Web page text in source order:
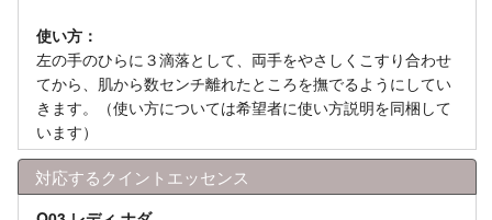
使い方：
左の手のひらに３滴落として、両手をやさしくこすり合わせ
てから、肌から数センチ離れたところを撫でるようにしてい
きます。（使い方については希望者に使い方説明を同梱して
います）
対応するクイントエッセンス